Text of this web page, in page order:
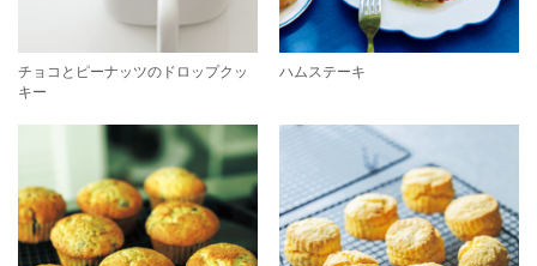
チョコとピーナッツのドロップクッ
キー
ハムステーキ